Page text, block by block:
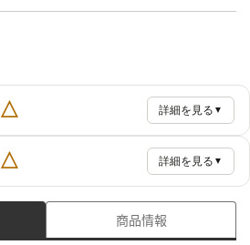
△ 詳細を見る ▼
△ 詳細を見る ▼
商品情報